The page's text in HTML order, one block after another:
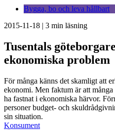
Bygga, bo och leva hållbart
2015-11-18 | 3 min läsning
Tusentals
ekonomiska problem
För många känns det skamligt att
ekonomi. Men faktum är att
ha fastnat i ekonomiska härvor.
personer budget- och
sin situation.
Konsument